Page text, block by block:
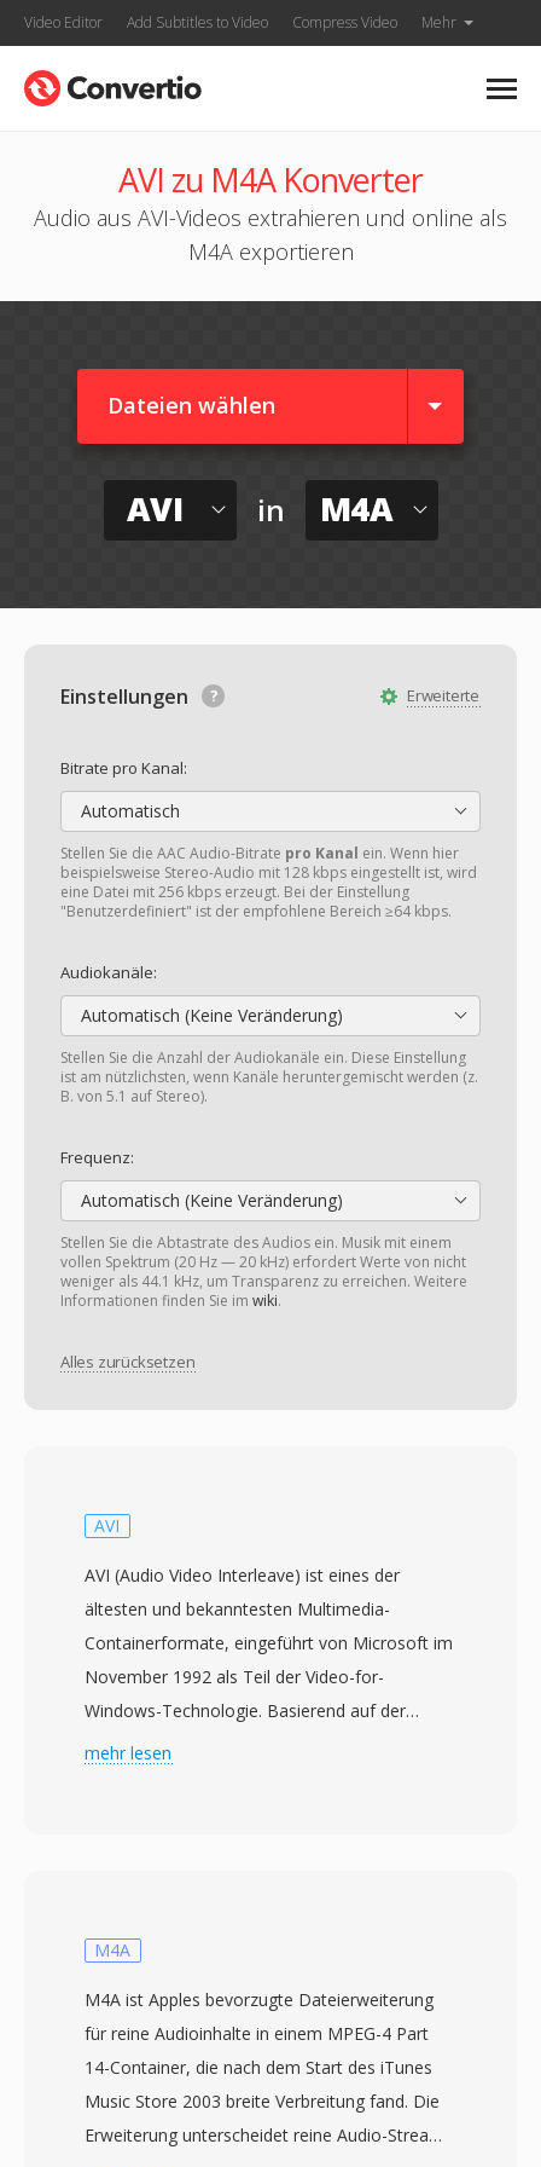
Video Editor Add Subtitles to Video Compress Video Mehr
AVI zu M4A Konverter
Audio aus AVI-Videos extrahieren und online als
M4A exportieren
Dateien wählen
AVI in M4A
Erweiterte
Einstellungen
Bitrate pro Kanal:
Automatisch
Stellen Sie die AAC Audio-Bitrate pro Kanal ein. Wenn hier
beispielsweise Stereo-Audio mit 128 kbps eingestellt ist, wird
eine Datei mit 256 kbps erzeugt. Bei der Einstellung
"Benutzerdefiniert" ist der empfohlene Bereich ≥64 kbps.
Audiokanäle:
Automatisch (Keine Veränderung)
Stellen Sie die Anzahl der Audiokanäle ein. Diese Einstellung
ist am nützlichsten, wenn Kanäle heruntergemischt werden (z.
B. von 5.1 auf Stereo).
Frequenz:
Automatisch (Keine Veränderung)
Stellen Sie die Abtastrate des Audios ein. Musik mit einem
vollen Spektrum (20 Hz — 20 kHz) erfordert Werte von nicht
weniger als 44.1 kHz, um Transparenz zu erreichen. Weitere
Informationen finden Sie im wiki.
Alles zurücksetzen
AVI
AVI (Audio Video Interleave) ist eines der
ältesten und bekanntesten Multimedia-
Containerformate, eingeführt von Microsoft im
November 1992 als Teil der Video-for-
Windows-Technologie. Basierend auf der
Resource Interchange File Format (RIFF)-
praktisch jedem Codec aufnehmen, von
modernem DivX, Xvid und H.264. Diese
in den 1990er und 2000er Jahren bei. Eine
bemerkenswerte Eigenschaft ist die
unkomplizierte interne Struktur, die AVI-Dateien
mehr lesen
M4A
M4A ist Apples bevorzugte Dateierweiterung
für reine Audioinhalte in einem MPEG-4 Part
14-Container, die nach dem Start des iTunes
Music Store 2003 breite Verbreitung fand. Die
Erweiterung unterscheidet reine Audio-Streams